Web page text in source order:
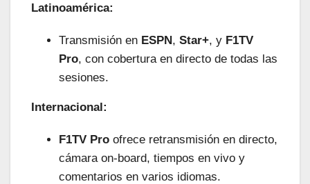
Latinoamérica:
Transmisión en ESPN, Star+, y F1TV
Pro, con cobertura en directo de todas las
sesiones.
Internacional:
F1TV Pro ofrece retransmisión en directo,
cámara on-board, tiempos en vivo y
comentarios en varios idiomas.